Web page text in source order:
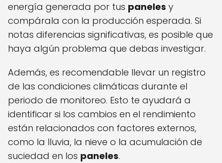
energía generada por tus paneles y
compárala con la producción esperada. Si
notas diferencias significativas, es posible que
haya algún problema que debas investigar.
Además, es recomendable llevar un registro
de las condiciones climáticas durante el
periodo de monitoreo. Esto te ayudará a
identificar si los cambios en el rendimiento
están relacionados con factores externos,
como la lluvia, la nieve o la acumulación de
suciedad en los paneles.